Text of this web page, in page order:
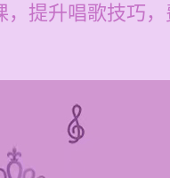
提升唱歌技巧